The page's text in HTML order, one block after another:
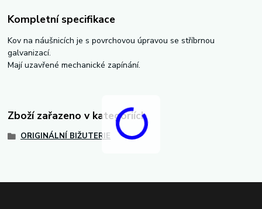
Kompletní specifikace
Kov na náušnicích je s povrchovou úpravou se stříbrnou
galvanizací.
Mají uzavřené mechanické zapínání.
Zboží zařazeno v kategoriích
ORIGINÁLNÍ BIŽUTERIE